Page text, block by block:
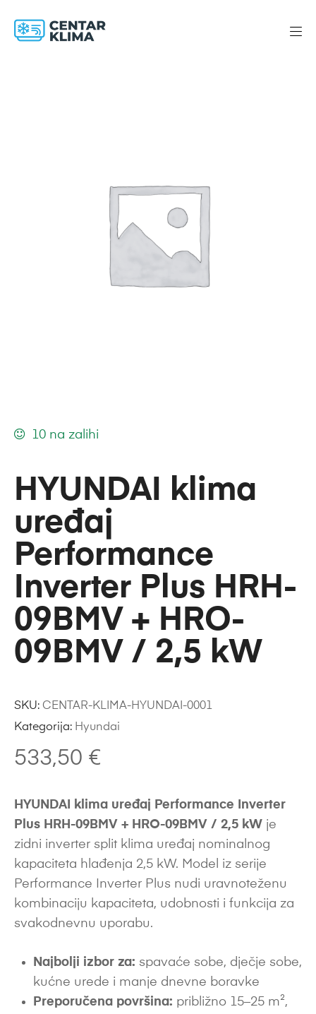
HYUNDAI klima
uređaj
Performance
Inverter Plus HRH-
09BMV + HRO-
09BMV / 2,5 kW
533,50 €
HYUNDAI klima uređaj Performance Inverter
Plus HRH-09BMV + HRO-09BMV / 2,5 kW je
zidni inverter split klima uređaj nominalnog
kapaciteta hlađenja 2,5 kW. Model iz serije
Performance Inverter Plus nudi uravnoteženu
kombinaciju kapaciteta, udobnosti i funkcija za
svakodnevnu uporabu.
Najbolji izbor za: spavaće sobe, dječje sobe,
kućne urede i manje dnevne boravke
Preporučena površina: približno 15–25 m²,
10 na zalihi
SKU: CENTAR-KLIMA-HYUNDAI-0001
Kategorija: Hyundai